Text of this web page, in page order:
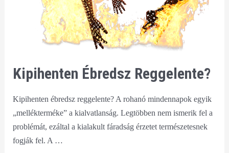
Kipihenten Ébredsz Reggelente?
Kipihenten ébredsz reggelente? A rohanó mindennapok egyik
„mellékterméke” a kialvatlanság. Legtöbben nem ismerik fel a
problémát, ezáltal a kialakult fáradság érzetet természetesnek
fogják fel. A …